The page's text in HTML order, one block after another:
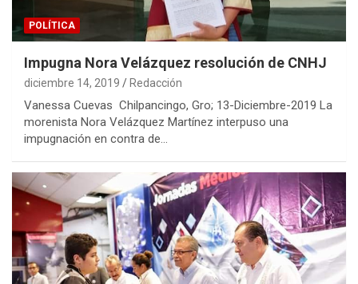
POLÍTICA
Impugna Nora Velázquez resolución de CNHJ
diciembre 14, 2019 Redacción
Vanessa Cuevas Chilpancingo, Gro; 13-Diciembre-2019 La
morenista Nora Velázquez Martínez interpuso una
impugnación en contra de…